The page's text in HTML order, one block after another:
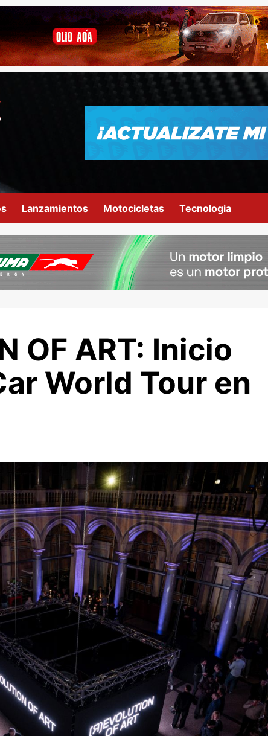
Lanzamientos Motocicletas Tecnologia
OF ART: Inicio
World Tour en